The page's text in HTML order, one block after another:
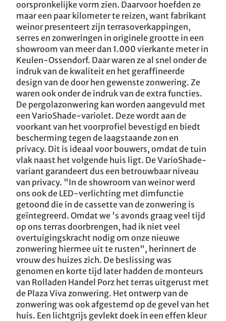
oorspronkelijke vorm zien. Daarvoor hoefden ze
maar een paar kilometer te reizen, want fabrikant
weinor presenteert zijn terrasoverkappingen,
serres en zonweringen in originele grootte in een
showroom van meer dan 1.000 vierkante meter in
Keulen-Ossendorf. Daar waren ze al snel onder de
indruk van de kwaliteit en het geraffineerde
design van de door hen gewenste zonwering. Ze
waren ook onder de indruk van de extra functies.
De pergolazonwering kan worden aangevuld met
een VarioShade-variolet. Deze wordt aan de
voorkant van het voorprofiel bevestigd en biedt
bescherming tegen de laagstaande zon en
privacy. Dit is ideaal voor bouwers, omdat de tuin
vlak naast het volgende huis ligt. De VarioShade-
variant garandeert dus een betrouwbaar niveau
van privacy. "In de showroom van weinor werd
ons ook de LED-verlichting met dimfunctie
getoond die in de cassette van de zonwering is
geïntegreerd. Omdat we 's avonds graag veel tijd
op ons terras doorbrengen, had ik niet veel
overtuigingskracht nodig om onze nieuwe
zonwering hiermee uit te rusten", herinnert de
vrouw des huizes zich. De beslissing was
genomen en korte tijd later hadden de monteurs
van Rolladen Handel Porz het terras uitgerust met
de Plaza Viva zonwering. Het ontwerp van de
zonwering was ook afgestemd op de gevel van het
huis. Een lichtgrijs gevlekt doek in een effen kleur